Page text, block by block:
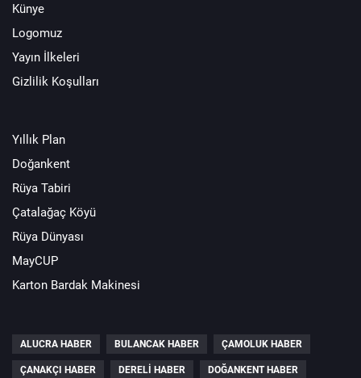
Künye
Logomuz
Yayın İlkeleri
Gizlilik Koşulları
Yıllık Plan
Doğankent
Rüya Tabiri
Çatalağaç Köyü
Rüya Dünyası
MayCUP
Karton Bardak Makinesi
ALUCRA HABER BULANCAK HABER ÇAMOLUK HABER
ÇANAKÇI HABER DERELI HABER DOĞANKENT HABER